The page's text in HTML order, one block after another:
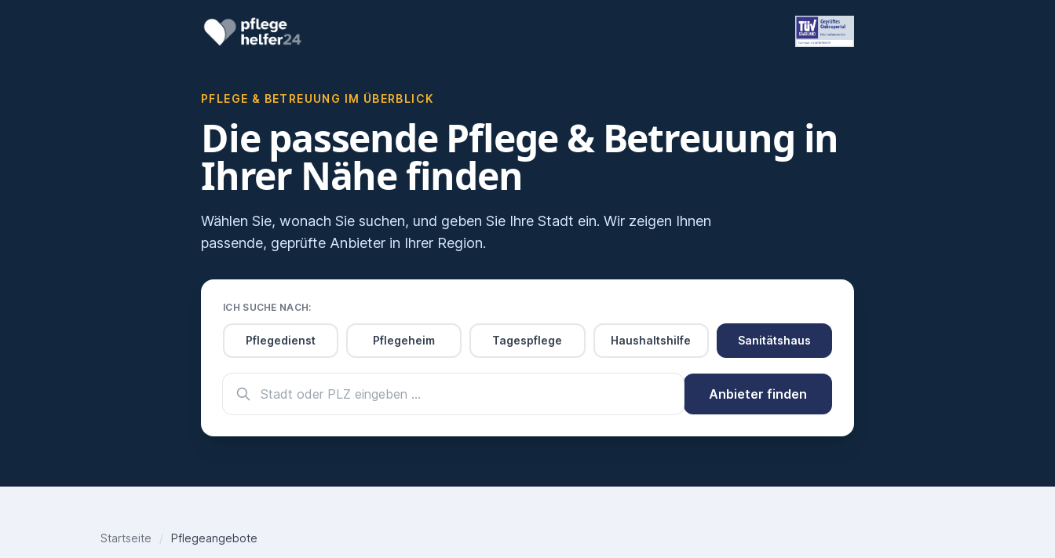
PFLEGE & BETREUUNG IM ÜBERBLICK
Die passende Pflege & Betreuung in
Ihrer Nähe finden
Wählen Sie, wonach Sie suchen, und geben Sie Ihre Stadt ein. Wir zeigen Ihnen
passende, geprüfte Anbieter in Ihrer Region.
ICH SUCHE NACH:
Pflegedienst Pflegeheim Tagespflege Haushaltshilfe Sanitätshaus
Stadt oder PLZ
Anbieter finden
Startseite / Pflegeangebote